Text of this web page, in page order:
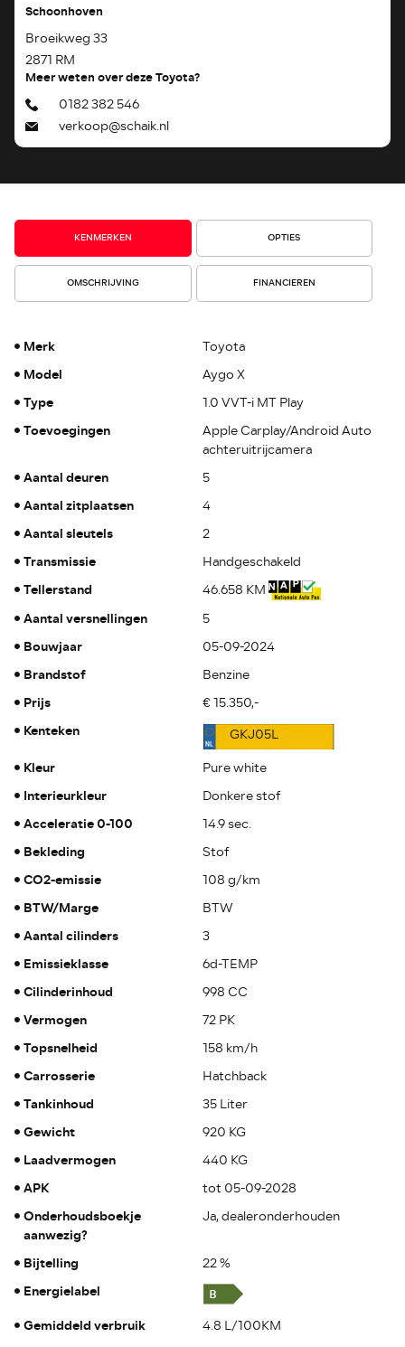
Schoonhoven
Broeikweg 33
2871 RM
Meer weten over deze Toyota?
0182 382 546
verkoop@schaik.nl
KENMERKEN OPTIES
OMSCHRIJVING FINANCIEREN
Merk Toyota
Model Aygo X
Type 1.0 VVT-i MT Play
Toevoegingen
Apple Carplay/Android Auto
achteruitrijcamera
Aantal deuren 5
Aantal zitplaatsen 4
Aantal sleutels 2
Transmissie Handgeschakeld
Tellerstand 46.658 KM
Aantal versnellingen 5
Bouwjaar 05-09-2024
Brandstof Benzine
Prijs € 15.350,-
Kenteken GKJ05L
Kleur Pure white
Interieurkleur Donkere stof
Acceleratie 0-100 14.9 sec.
Bekleding Stof
CO2-emissie 108 g/km
BTW/Marge BTW
Aantal cilinders 3
Emissieklasse 6d-TEMP
Cilinderinhoud 998 CC
Vermogen 72 PK
Topsnelheid 158 km/h
Carrosserie Hatchback
Tankinhoud 35 Liter
Gewicht 920 KG
Laadvermogen 440 KG
APK tot 05-09-2028
Onderhoudsboekje
aanwezig?
Ja, dealeronderhouden
Bijtelling 22 %
Energielabel
Gemiddeld verbruik
4.8 L/100KM